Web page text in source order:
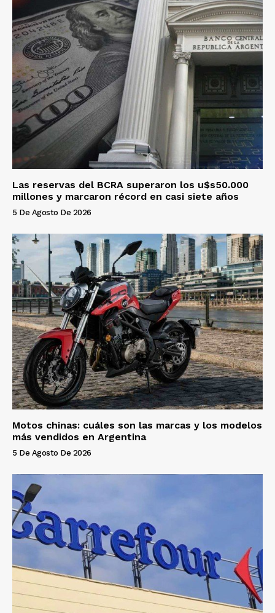
Las reservas del BCRA superaron los u$s50.000
millones y marcaron récord en casi siete años
5 De Agosto De 2026
Motos chinas: cuáles son las marcas y los modelos
más vendidos en Argentina
5 De Agosto De 2026